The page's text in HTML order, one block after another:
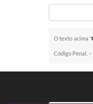
O texto acima "
Código Penal. –